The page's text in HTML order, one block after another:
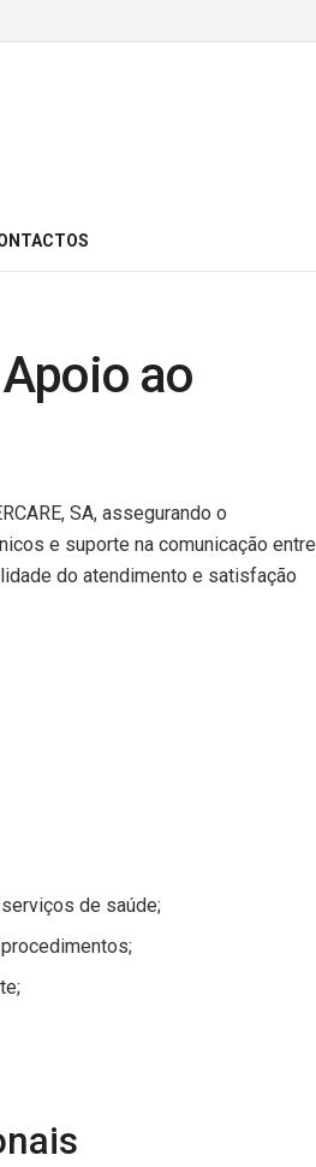
ao
SA, assegurando o
e suporte na comunicação entre
do atendimento e satisfação
de saúde;